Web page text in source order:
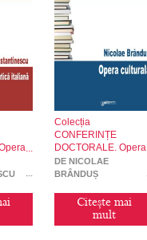
Colecția
CONFERINȚE
DOCTORALE. Opera
culturală
DE NICOLAE
BRÂNDUȘ
Citește mai
mult